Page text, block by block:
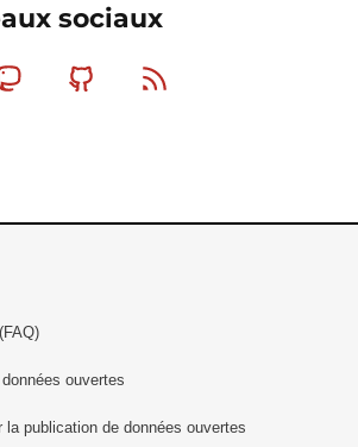
sociaux
MastodonGithub
ouvertes
la publication de données ouvertes